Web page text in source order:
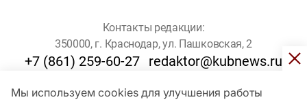
Мы используем cookies для улучшения работы
Контакты редакции:
350000, г. Краснодар, ул. Пашковская, 2
+7 (861) 259-60-27 redaktor@kubnews.ru
Для пользователей старше 16 лет